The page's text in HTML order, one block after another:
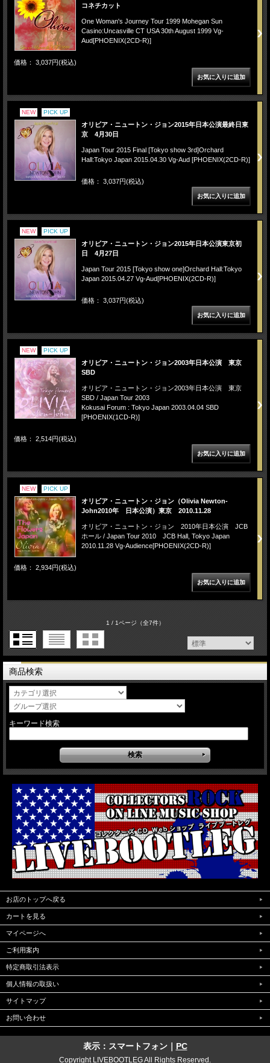
コネチカット
One Woman's Journey Tour 1999 Mohegan Sun
Casino:Uncasville CT USA 30th August 1999 Vg-
Aud[PHOENIX(2CD-R)]
価格： 3,037円(税込)
NEW PICK UP
オリビア・ニュートン・ジョン2015年日本公演最終日東
京 4月30日
Japan Tour 2015 Final [Tokyo show 3rd]Orchard
Hall:Tokyo Japan 2015.04.30 Vg-Aud [PHOENIX(2CD-R)]
価格： 3,037円(税込)
NEW PICK UP
オリビア・ニュートン・ジョン2015年日本公演東京初
日 4月27日
Japan Tour 2015 [Tokyo show one]Orchard Hall:Tokyo
Japan 2015.04.27 Vg-Aud[PHOENIX(2CD-R)]
価格： 3,037円(税込)
NEW PICK UP
オリビア・ニュートン・ジョン2003年日本公演 東京
SBD
オリビア・ニュートン・ジョン2003年日本公演 東京
SBD / Japan Tour 2003
Kokusai Forum : Tokyo Japan 2003.04.04 SBD
[PHOENIX(1CD-R)]
価格： 2,514円(税込)
NEW PICK UP
オリビア・ニュートン・ジョン（Olivia Newton-
John2010年 日本公演）東京 2010.11.28
オリビア・ニュートン・ジョン 2010年日本公演 JCB
ホール / Japan Tour 2010 JCB Hall, Tokyo Japan
2010.11.28 Vg-Audience[PHOENIX(2CD-R)]
価格： 2,934円(税込)
1 / 1ページ（全7件）
商品検索
キーワード検索
お店のトップへ戻る
カートを見る
マイページへ
ご利用案内
特定商取引法表示
個人情報の取扱い
サイトマップ
お問い合わせ
表示：スマートフォン｜ PC
Copyright LIVEBOOTLEG All Rights Reserved.